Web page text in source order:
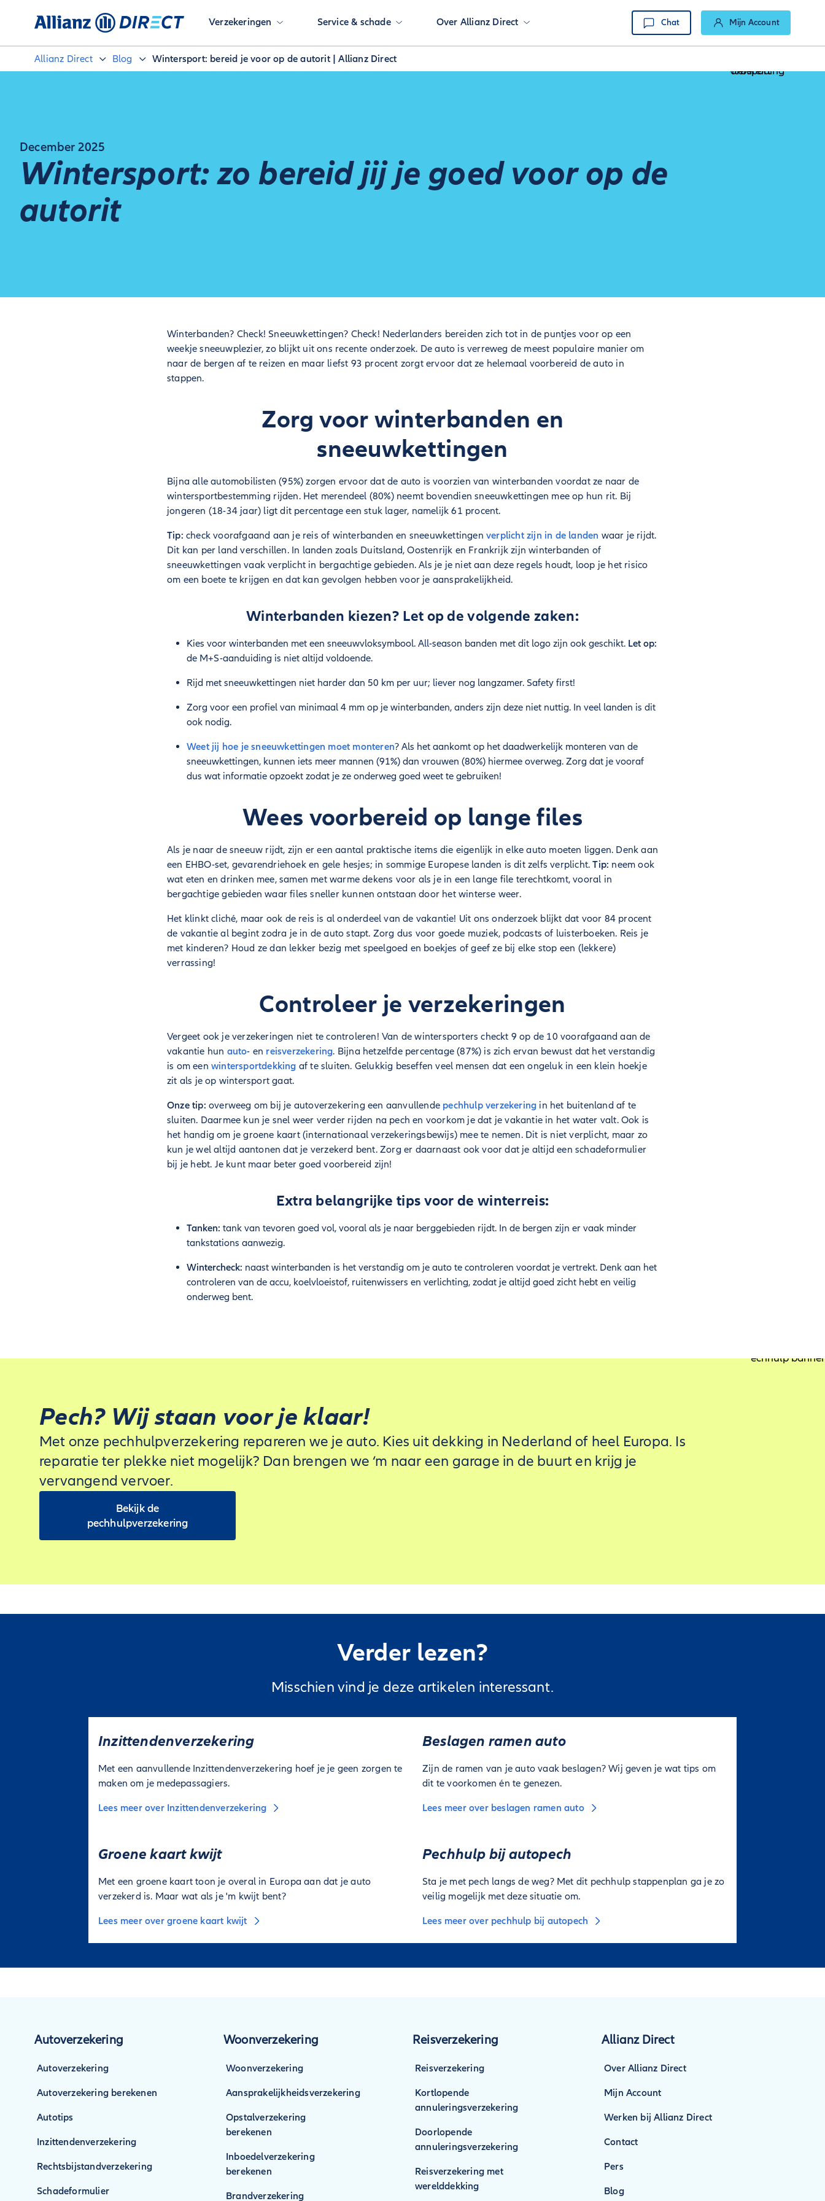
Verzekeringen Service & schade Over Allianz Direct Chat Mijn Account
Allianz Direct Blog Wintersport: bereid je voor op de autorit | Allianz Direct
December 2025
Wintersport: zo bereid jij je goed voor op de
autorit
Winterbanden? Check! Sneeuwkettingen? Check! Nederlanders bereiden zich tot in de puntjes voor op een
weekje sneeuwplezier, zo blijkt uit ons recente onderzoek. De auto is verreweg de meest populaire manier om
naar de bergen af te reizen en maar liefst 93 procent zorgt ervoor dat ze helemaal voorbereid de auto in
stappen.
Zorg voor winterbanden en
sneeuwkettingen
Bijna alle automobilisten (95%) zorgen ervoor dat de auto is voorzien van winterbanden voordat ze naar de
wintersportbestemming rijden. Het merendeel (80%) neemt bovendien sneeuwkettingen mee op hun rit. Bij
jongeren (18-34 jaar) ligt dit percentage een stuk lager, namelijk 61 procent.
Tip: check voorafgaand aan je reis of winterbanden en sneeuwkettingen verplicht zijn in de landen waar je rijdt.
Dit kan per land verschillen. In landen zoals Duitsland, Oostenrijk en Frankrijk zijn winterbanden of
sneeuwkettingen vaak verplicht in bergachtige gebieden. Als je je niet aan deze regels houdt, loop je het risico
om een boete te krijgen en dat kan gevolgen hebben voor je aansprakelijkheid.
Winterbanden kiezen? Let op de volgende zaken:
Kies voor winterbanden met een sneeuwvloksymbool. All-season banden met dit logo zijn ook geschikt. Let op:
de M+S-aanduiding is niet altijd voldoende.
Rijd met sneeuwkettingen niet harder dan 50 km per uur; liever nog langzamer. Safety first!
Zorg voor een profiel van minimaal 4 mm op je winterbanden, anders zijn deze niet nuttig. In veel landen is dit
ook nodig.
Weet jij hoe je sneeuwkettingen moet monteren? Als het aankomt op het daadwerkelijk monteren van de
sneeuwkettingen, kunnen iets meer mannen (91%) dan vrouwen (80%) hiermee overweg. Zorg dat je vooraf
dus wat informatie opzoekt zodat je ze onderweg goed weet te gebruiken!
Wees voorbereid op lange files
Als je naar de sneeuw rijdt, zijn er een aantal praktische items die eigenlijk in elke auto moeten liggen. Denk aan
een EHBO-set, gevarendriehoek en gele hesjes; in sommige Europese landen is dit zelfs verplicht.Tip: neem ook
wat eten en drinken mee, samen met warme dekens voor als je in een lange file terechtkomt, vooral in
bergachtige gebieden waar files sneller kunnen ontstaan door het winterse weer.
Het klinkt cliché, maar ook de reis is al onderdeel van de vakantie! Uit ons onderzoek blijkt dat voor 84 procent
de vakantie al begint zodra je in de auto stapt. Zorg dus voor goede muziek, podcasts of luisterboeken. Reis je
met kinderen? Houd ze dan lekker bezig met speelgoed en boekjes of geef ze bij elke stop een (lekkere)
verrassing!
Controleer je verzekeringen
Vergeet ook je verzekeringen niet te controleren! Van de wintersporters checkt 9 op de 10 voorafgaand aan de
vakantie hun auto- en reisverzekering. Bijna hetzelfde percentage (87%) is zich ervan bewust dat het verstandig
is om een wintersportdekking af te sluiten. Gelukkig beseffen veel mensen dat een ongeluk in een klein hoekje
zit als je op wintersport gaat.
Onze tip: overweeg om bij je autoverzekering een aanvullende pechhulp verzekering in het buitenland af te
sluiten. Daarmee kun je snel weer verder rijden na pech en voorkom je dat je vakantie in het water valt. Ook is
het handig om je groene kaart (internationaal verzekeringsbewijs) mee te nemen. Dit is niet verplicht, maar zo
kun je wel altijd aantonen dat je verzekerd bent. Zorg er daarnaast ook voor dat je altijd een schadeformulier
bij je hebt. Je kunt maar beter goed voorbereid zijn!
Extra belangrijke tips voor de winterreis:
Tanken: tank van tevoren goed vol, vooral als je naar berggebieden rijdt. In de bergen zijn er vaak minder
tankstations aanwezig.
Wintercheck: naast winterbanden is het verstandig om je auto te controleren voordat je vertrekt. Denk aan het
controleren van de accu, koelvloeistof, ruitenwissers en verlichting, zodat je altijd goed zicht hebt en veilig
onderweg bent.
Pech? Wij staan voor je klaar!
Met onze pechhulpverzekering repareren we je auto. Kies uit dekking in Nederland of heel Europa. Is
reparatie ter plekke niet mogelijk? Dan brengen we ‘m naar een garage in de buurt en krijg je
vervangend vervoer.
Bekijk de
pechhulpverzekering
Verder lezen?
Misschien vind je deze artikelen interessant.
Inzittendenverzekering
Met een aanvullende Inzittendenverzekering hoef je je geen zorgen te
maken om je medepassagiers.
Lees meer over Inzittendenverzekering
Beslagen ramen auto
Zijn de ramen van je auto vaak beslagen? Wij geven je wat tips om
dit te voorkomen én te genezen.
Lees meer over beslagen ramen auto
Groene kaart kwijt
Met een groene kaart toon je overal in Europa aan dat je auto
verzekerd is. Maar wat als je 'm kwijt bent?
Lees meer over groene kaart kwijt
Pechhulp bij autopech
Sta je met pech langs de weg? Met dit pechhulp stappenplan ga je zo
veilig mogelijk met deze situatie om.
Lees meer over pechhulp bij autopech
Autoverzekering
Autoverzekering
Autoverzekering berekenen
Autotips
Inzittendenverzekering
Rechtsbijstandverzekering
Schadeformulier
Woonverzekering
Woonverzekering
Aansprakelijkheidsverzekering
Opstalverzekering
berekenen
Inboedelverzekering
berekenen
Brandverzekering
Reisverzekering
Reisverzekering
Kortlopende
annuleringsverzekering
Doorlopende
annuleringsverzekering
Reisverzekering met
werelddekking
Allianz Direct
Over Allianz Direct
Mijn Account
Werken bij Allianz Direct
Contact
Pers
Blog